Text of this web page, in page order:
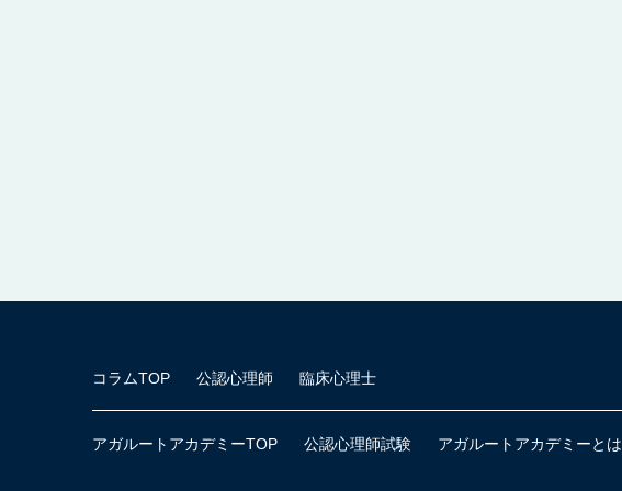
コラムTOP 公認心理師 臨床心理士
アガルートアカデミーTOP 公認心理師試験 アガルートアカデミーとは